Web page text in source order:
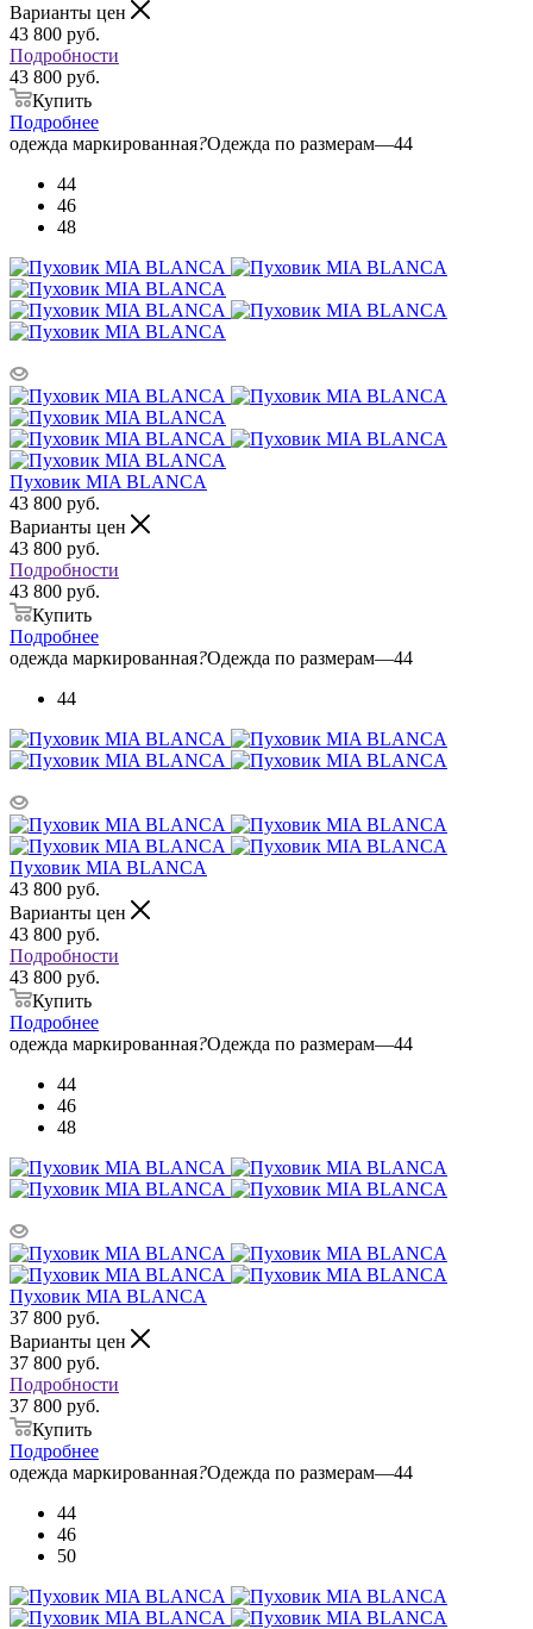
Варианты цен
43 800 руб.
Подробности
43 800 руб.
Купить
Подробнее
одежда маркированная?Одежда по размерам—44
44
46
48
Пуховик MIA BLANCA
43 800 руб.
Варианты цен
43 800 руб.
Подробности
43 800 руб.
Купить
Подробнее
одежда маркированная?Одежда по размерам—44
44
Пуховик MIA BLANCA
43 800 руб.
Варианты цен
43 800 руб.
Подробности
43 800 руб.
Купить
Подробнее
одежда маркированная?Одежда по размерам—44
44
46
48
Пуховик MIA BLANCA
37 800 руб.
Варианты цен
37 800 руб.
Подробности
37 800 руб.
Купить
Подробнее
одежда маркированная?Одежда по размерам—44
44
46
50